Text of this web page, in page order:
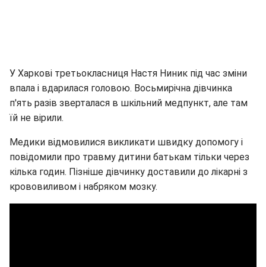
У Харкові третьокласниця Настя Ниник під час зміни
впала і вдарилася головою. Восьмирічна дівчинка
п'ять разів зверталася в шкільний медпункт, але там
їй не вірили.
Медики відмовилися викликати швидку допомогу і
повідомили про травму дитини батькам тільки через
кілька годин. Пізніше дівчинку доставили до лікарні з
крововиливом і набряком мозку.